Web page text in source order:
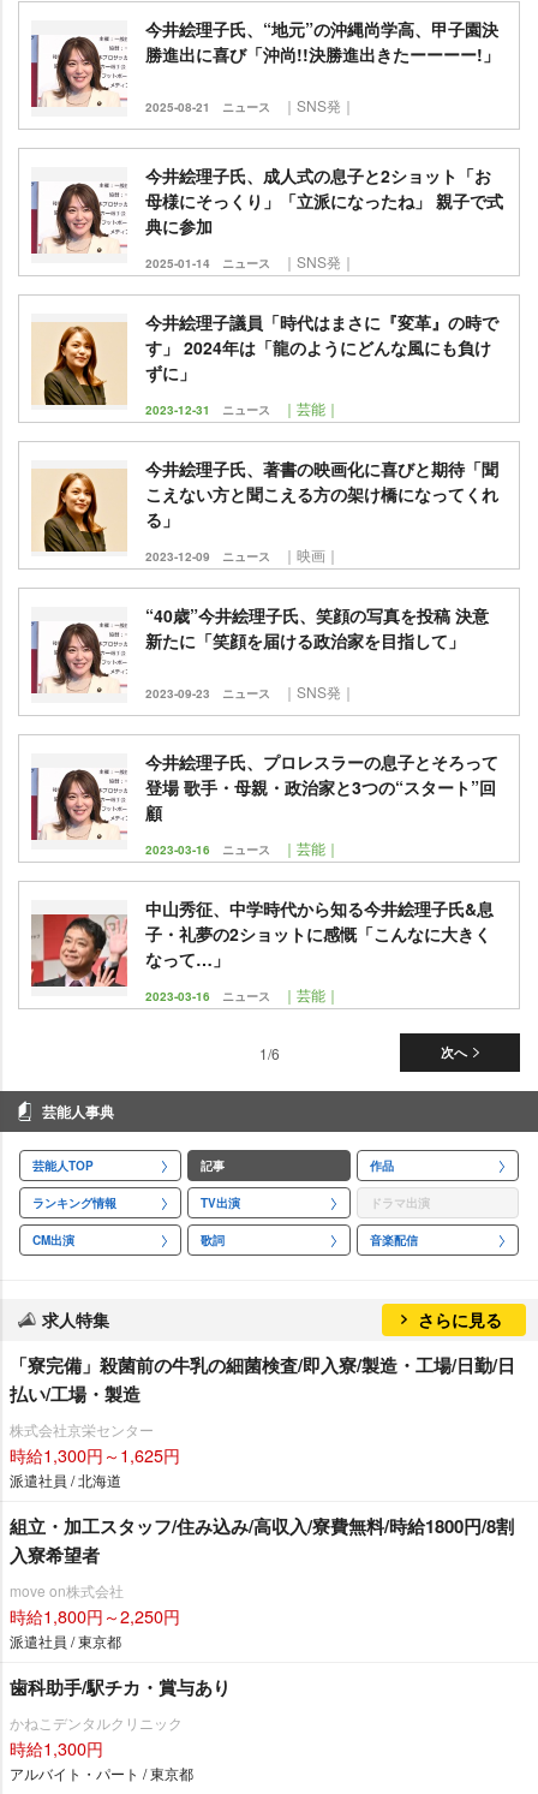
今井絵理子氏、“地元”の沖縄尚学高、甲子園決
勝進出に喜び「沖尚!!決勝進出きたーーーー!」
2025-08-21 ニュース ｜SNS発｜
今井絵理子氏、成人式の息子と2ショット「お
母様にそっくり」「立派になったね」 親子で式
典に参加
2025-01-14 ニュース ｜SNS発｜
今井絵理子議員「時代はまさに『変革』の時で
す」 2024年は「龍のようにどんな風にも負け
ずに」
2023-12-31 ニュース ｜芸能｜
今井絵理子氏、著書の映画化に喜びと期待「聞
こえない方と聞こえる方の架け橋になってくれ
る」
2023-12-09 ニュース ｜映画｜
“40歳”今井絵理子氏、笑顔の写真を投稿 決意
新たに「笑顔を届ける政治家を目指して」
2023-09-23 ニュース ｜SNS発｜
今井絵理子氏、プロレスラーの息子とそろって
登場 歌手・母親・政治家と3つの“スタート”回
顧
2023-03-16 ニュース ｜芸能｜
中山秀征、中学時代から知る今井絵理子氏&息
子・礼夢の2ショットに感慨「こんなに大きく
なって…」
2023-03-16 ニュース ｜芸能｜
次へ
1/6
芸能人事典
芸能人TOP 記事 作品
ランキング情報 TV出演 ドラマ出演
CM出演 歌詞 音楽配信
求人特集 さらに見る
「寮完備」殺菌前の牛乳の細菌検査/即入寮/製造・工場/日勤/日
払い/工場・製造
株式会社京栄センター
時給1,300円～1,625円
派遣社員 / 北海道
組立・加工スタッフ/住み込み/高収入/寮費無料/時給1800円/8割
入寮希望者
move on株式会社
時給1,800円～2,250円
派遣社員 / 東京都
歯科助手/駅チカ・賞与あり
かねこデンタルクリニック
時給1,300円
アルバイト・パート / 東京都